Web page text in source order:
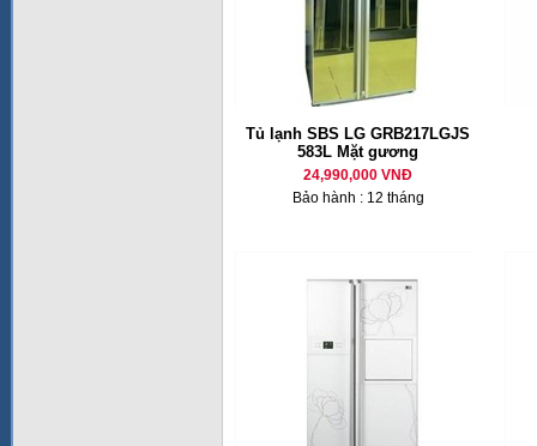
Tủ lạnh SBS LG GRB217LGJS
583L Mặt gương
24,990,000 VNĐ
Bảo hành : 12 tháng